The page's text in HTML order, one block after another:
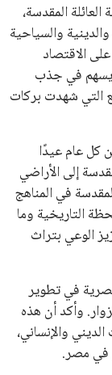
المقدسة،
والسياحية
الاقتصاد
يسهم في جذب
التي شهدت بركات
كل عام عيدًا
إلى الأراضي
في المناهج
التاريخية وما
الوعي بتراث
في تطوير
وأكد أن هذه
والإنساني،
في مصر.